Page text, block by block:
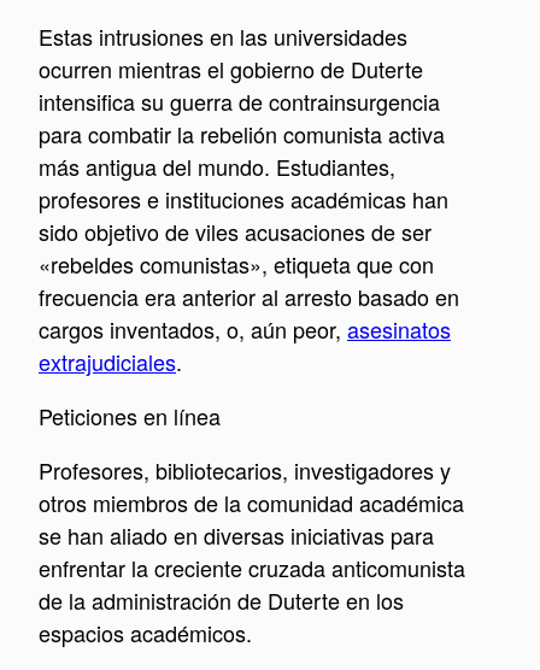
Estas intrusiones en las universidades
ocurren mientras el gobierno de Duterte
intensifica su guerra de contrainsurgencia
para combatir la rebelión comunista activa
más antigua del mundo. Estudiantes,
profesores e instituciones académicas han
sido objetivo de viles acusaciones de ser
«rebeldes comunistas», etiqueta que con
frecuencia era anterior al arresto basado en
cargos inventados, o, aún peor, asesinatos
extrajudiciales.
Peticiones en línea
Profesores, bibliotecarios, investigadores y
otros miembros de la comunidad académica
se han aliado en diversas iniciativas para
enfrentar la creciente cruzada anticomunista
de la administración de Duterte en los
espacios académicos.